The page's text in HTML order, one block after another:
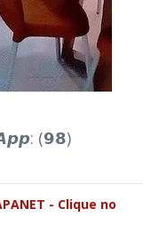
(𝟵𝟴)
- Clique no